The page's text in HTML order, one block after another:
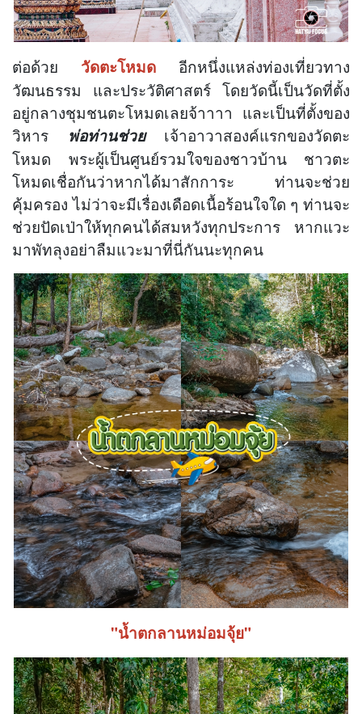
ต่อด้วย วัดตะโหมด อีกหนึ่งแหล่งท่องเที่ยวทาง
วัฒนธรรม และประวัติศาสตร์ โดยวัดนี้เป็นวัดที่ตั้ง
อยู่กลางชุมชนตะโหมดเลยจ้าาาา และเป็นที่ตั้งของ
วิหาร พ่อท่านช่วยเจ้าอาวาสองค์แรกของวัดตะ
โหมด พระผู้เป็นศูนย์รวมใจของชาวบ้าน ชาวตะ
โหมดเชื่อกันว่าหากได้มาสักการะ ท่านจะช่วย
คุ้มครอง ไม่ว่าจะมีเรื่องเดือดเนื้อร้อนใจใด ๆ ท่านจะ
ช่วยปัดเป่าให้ทุกคนได้สมหวังทุกประการ หากแวะ
มาพัทลุงอย่าลืมแวะมาที่นี่กันนะทุกคน
"น้ำตกลานหม่อมจุ้ย"